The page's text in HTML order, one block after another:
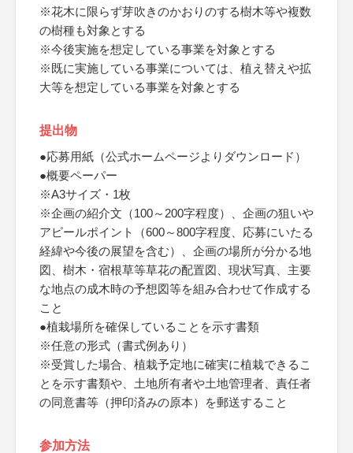
※花木に限らず芽吹きのかおりのする樹木等や複数
の樹種も対象とする
※今後実施を想定している事業を対象とする
※既に実施している事業については、植え替えや拡
大等を想定している事業を対象とする
提出物
●応募用紙（公式ホームページよりダウンロード）
●概要ペーパー
※A3サイズ・1枚
※企画の紹介文（100～200字程度）、企画の狙いや
アピールポイント（600～800字程度、応募にいたる
経緯や今後の展望を含む）、企画の場所が分かる地
図、樹木・宿根草等草花の配置図、現状写真、主要
な地点の成木時の予想図等を組み合わせて作成する
こと
●植栽場所を確保していることを示す書類
※任意の形式（書式例あり）
※受賞した場合、植栽予定地に確実に植栽できるこ
とを示す書類や、土地所有者や土地管理者、責任者
の同意書等（押印済みの原本）を郵送すること
参加方法